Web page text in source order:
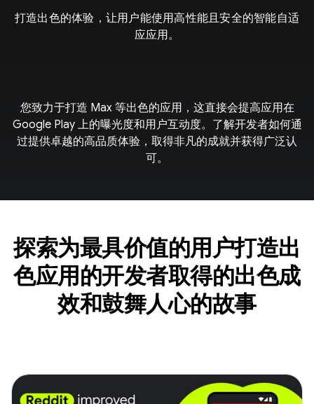
打造出色的体验，让用户能使用高性能且安全的智能自适
应应用。
您致力于打造 Max 等出色的应用，这直接会提高应用在
Google Play 上的曝光度和用户互动度。了解开发者如何通
过提供卓越的高品质体验，取得非凡的成就并获得广泛认
可。
探索为最具价值的用户打造出
色应用的开发者取得的出色成
效和鼓舞人心的故事